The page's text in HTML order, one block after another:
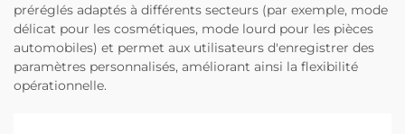
préréglés adaptés à différents secteurs (par exemple, mode
délicat pour les cosmétiques, mode lourd pour les pièces
automobiles) et permet aux utilisateurs d'enregistrer des
paramètres personnalisés, améliorant ainsi la flexibilité
opérationnelle.